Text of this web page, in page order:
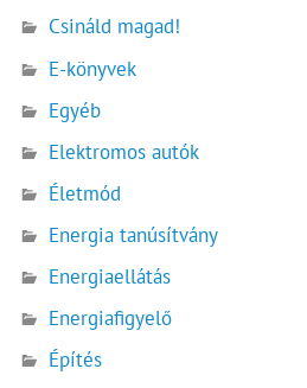
Csináld magad!
E-könyvek
Egyéb
Elektromos autók
Életmód
Energia tanúsítvány
Energiaellátás
Energiafigyelő
Építés